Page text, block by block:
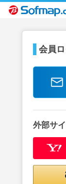
会員
外部サ